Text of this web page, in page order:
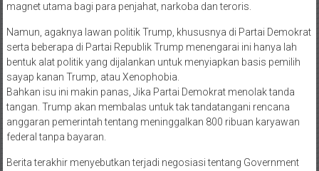
magnet utama bagi para penjahat, narkoba dan teroris.
Namun, agaknya lawan politik Trump, khususnya di Partai Demokrat
serta beberapa di Partai Republik Trump menengarai ini hanya lah
bentuk alat politik yang dijalankan untuk menyiapkan basis pemilih
sayap kanan Trump, atau Xenophobia.
Bahkan isu ini makin panas, Jika Partai Demokrat menolak tanda
tangan. Trump akan membalas untuk tak tandatangani rencana
anggaran pemerintah tentang meninggalkan 800 ribuan karyawan
federal tanpa bayaran.
Berita terakhir menyebutkan terjadi negosiasi tentang Government